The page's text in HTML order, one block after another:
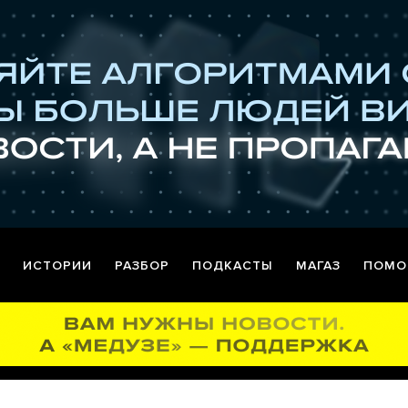
ИСТОРИИ РАЗБОР ПОДКАСТЫ МАГАЗ